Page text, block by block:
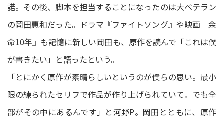
諾。その後、脚本を担当することになったのは大ベテラン
の岡⽥惠和だった。ドラマ『ファイトソング』や映画『余
命10年』も記憶に新しい岡田も、原作を読んで「これは僕
が書きたい」と語ったという。
「とにかく原作が素晴らしいというのが僕らの思い。最⼩
限の練られたセリフで作品が作り上げられていて。でも全
部がその中にあるんです」と河野P。岡田とともに、原作